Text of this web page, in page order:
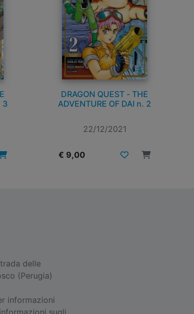
3
DRAGON QUEST - THE
ADVENTURE OF DAI n. 2
22/12/2021
€ 9,00
delle
(Perugia)
informazioni